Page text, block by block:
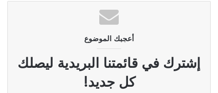
أعجبك الموضوع
إشترك في قائمتنا البريدية ليصلك
كل جديد!